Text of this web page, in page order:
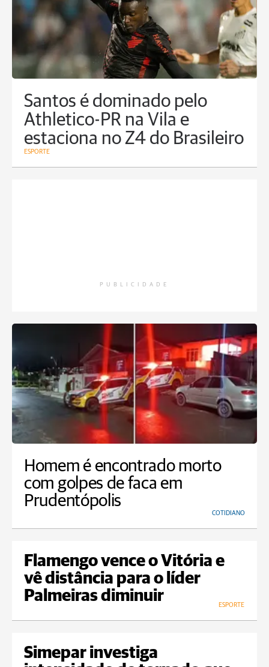
Santos é dominado pelo
Athletico-PR na Vila e
estaciona no Z4 do Brasileiro
ESPORTE
PUBLICIDADE
Homem é encontrado morto
com golpes de faca em
Prudentópolis
COTIDIANO
Flamengo vence o Vitória e
vê distância para o líder
Palmeiras diminuir
ESPORTE
Simepar investiga